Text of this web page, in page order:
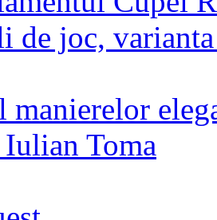
de joc,
manierelor
Toma